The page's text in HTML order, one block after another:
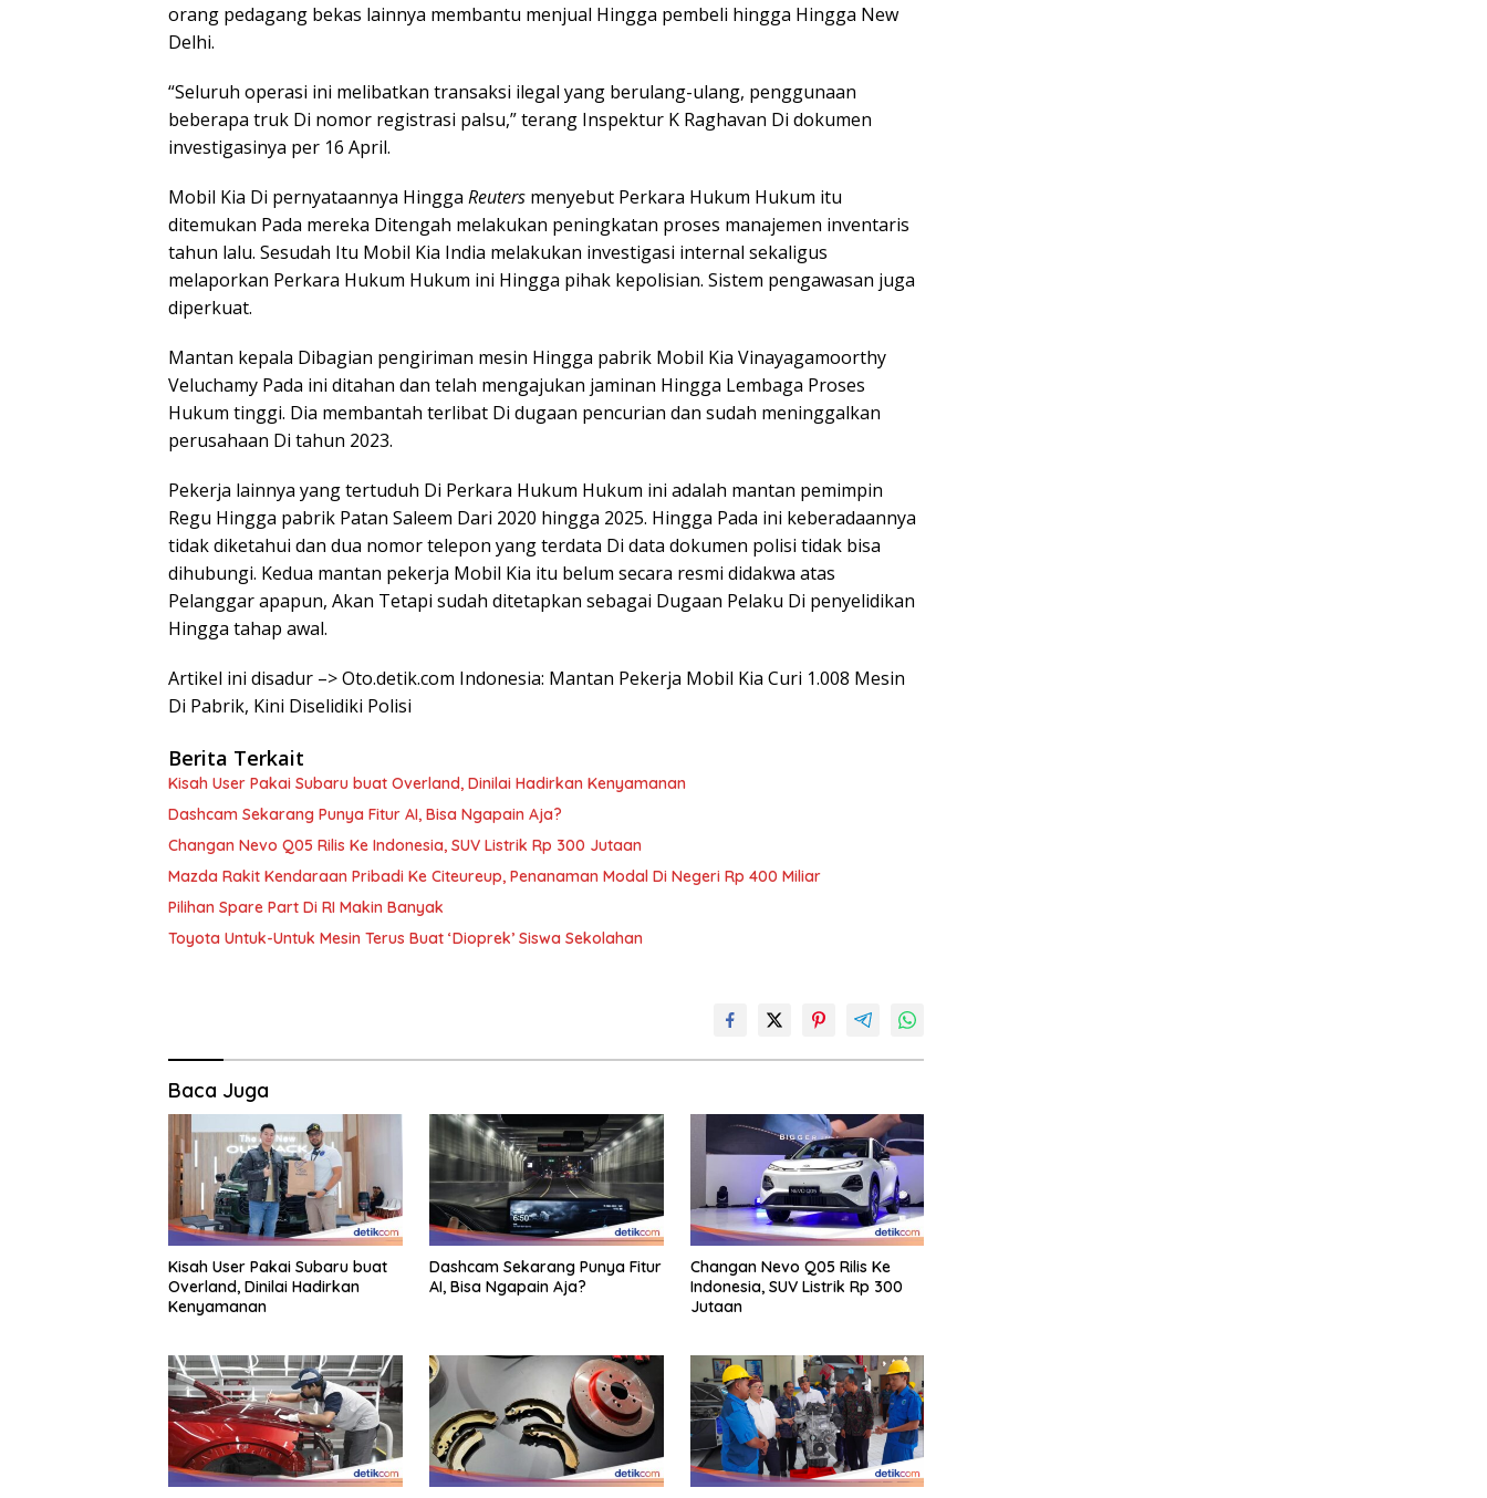
orang pedagang bekas lainnya membantu menjual Hingga pembeli hingga Hingga New
Delhi.
“Seluruh operasi ini melibatkan transaksi ilegal yang berulang-ulang, penggunaan
beberapa truk Di nomor registrasi palsu,” terang Inspektur K Raghavan Di dokumen
investigasinya per 16 April.
Mobil Kia Di pernyataannya Hingga Reuters menyebut Perkara Hukum Hukum itu
ditemukan Pada mereka Ditengah melakukan peningkatan proses manajemen inventaris
tahun lalu. Sesudah Itu Mobil Kia India melakukan investigasi internal sekaligus
melaporkan Perkara Hukum Hukum ini Hingga pihak kepolisian. Sistem pengawasan juga
diperkuat.
Mantan kepala Dibagian pengiriman mesin Hingga pabrik Mobil Kia Vinayagamoorthy
Veluchamy Pada ini ditahan dan telah mengajukan jaminan Hingga Lembaga Proses
Hukum tinggi. Dia membantah terlibat Di dugaan pencurian dan sudah meninggalkan
perusahaan Di tahun 2023.
Pekerja lainnya yang tertuduh Di Perkara Hukum Hukum ini adalah mantan pemimpin
Regu Hingga pabrik Patan Saleem Dari 2020 hingga 2025. Hingga Pada ini keberadaannya
tidak diketahui dan dua nomor telepon yang terdata Di data dokumen polisi tidak bisa
dihubungi. Kedua mantan pekerja Mobil Kia itu belum secara resmi didakwa atas
Pelanggar apapun, Akan Tetapi sudah ditetapkan sebagai Dugaan Pelaku Di penyelidikan
Hingga tahap awal.
Artikel ini disadur –> Oto.detik.com Indonesia: Mantan Pekerja Mobil Kia Curi 1.008 Mesin
Di Pabrik, Kini Diselidiki Polisi
Berita Terkait
Kisah User Pakai Subaru buat Overland, Dinilai Hadirkan Kenyamanan
Dashcam Sekarang Punya Fitur AI, Bisa Ngapain Aja?
Changan Nevo Q05 Rilis Ke Indonesia, SUV Listrik Rp 300 Jutaan
Mazda Rakit Kendaraan Pribadi Ke Citeureup, Penanaman Modal Di Negeri Rp 400 Miliar
Pilihan Spare Part Di RI Makin Banyak
Toyota Untuk-Untuk Mesin Terus Buat ‘Dioprek’ Siswa Sekolahan
Baca Juga
Kisah User Pakai Subaru buat
Overland, Dinilai Hadirkan
Kenyamanan
Dashcam Sekarang Punya Fitur
AI, Bisa Ngapain Aja?
Changan Nevo Q05 Rilis Ke
Indonesia, SUV Listrik Rp 300
Jutaan